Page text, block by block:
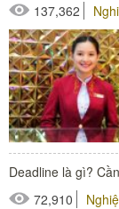
137,362
Deadline là gì?
72,910